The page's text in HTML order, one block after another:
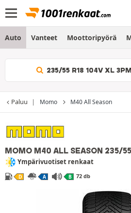
Auto Vanteet Moottoripyörä
235/55 R18 104V XL
Paluu Momo M40 All Season
MOMO M40 ALL SEASON 235/
Ympärivuotiset renkaat
D A B 72 db